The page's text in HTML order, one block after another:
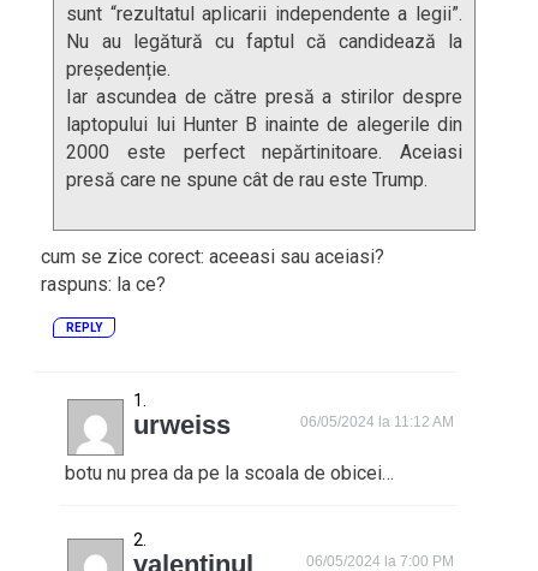
sunt “rezultatul aplicarii independente a legii”.
Nu au legătură cu faptul că candidează la
președenție.
Iar ascundea de către presă a stirilor despre
laptopului lui Hunter B inainte de alegerile din
2000 este perfect nepărtinitoare. Aceiasi
presă care ne spune cât de rau este Trump.
cum se zice corect: aceeasi sau aceiasi?
raspuns: la ce?
REPLY
urweiss 06/05/2024 la 11:12 AM
botu nu prea da pe la scoala de obicei…
valentinul 06/05/2024 la 7:00 PM